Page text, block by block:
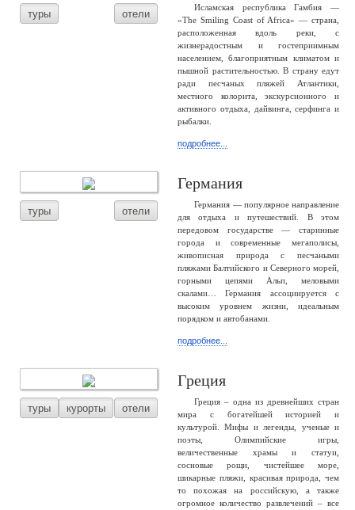
туры отели
Исламская республика Гамбия —
«The Smiling Coast of Africa» — страна,
расположенная вдоль реки, с
жизнерадостным и гостеприимным
населением, благоприятным климатом и
пышной растительностью. В страну едут
ради песчаных пляжей Атлантики,
местного колорита, экскурсионного и
активного отдыха, дайвинга, серфинга и
рыбалки.
подробнее...
туры отели
Германия
Германия — популярное направление
для отдыха и путешествий. В этом
передовом государстве — старинные
города и современные мегаполисы,
живописная природа с песчаными
пляжами Балтийского и Северного морей,
горными цепями Альп, меловыми
скалами… Германия ассоциируется с
высоким уровнем жизни, идеальным
порядком и автобанами.
подробнее...
туры курорты отели
Греция
Греция – одна из древнейших стран
мира с богатейшей историей и
культурой. Мифы и легенды, ученые и
поэты, Олимпийские игры,
величественные храмы и статуи,
сосновые рощи, чистейшее море,
шикарные пляжи, красивая природа, чем
то похожая на российскую, а также
огромное количество развлечений – все